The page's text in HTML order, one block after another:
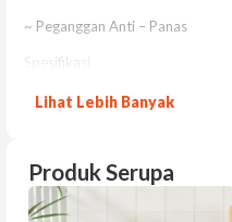
~ Peganggan Anti – Panas
Spesifikasi
Warna : Soft Yellow
Garansi Resmi 1 Tahun
Lihat Lebih Banyak
Produk Serupa